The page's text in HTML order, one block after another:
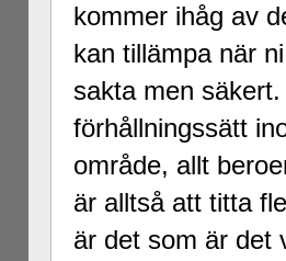
kommer ihåg av
kan tillämpa när
sakta men
förhållningssätt
område, allt
är alltså att titta
är det som är det